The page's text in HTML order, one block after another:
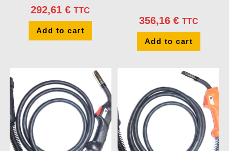
292,61€ TTC
Add to cart
356,16 € TTC
Add to cart